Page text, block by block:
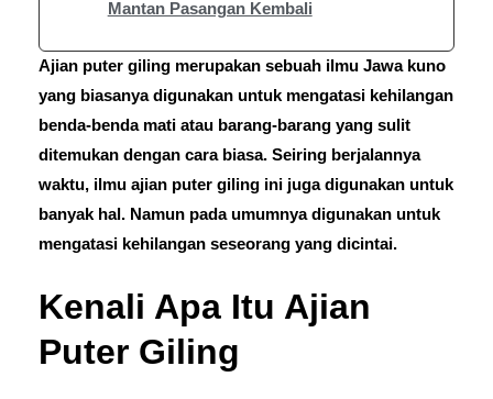
Mantan Pasangan Kembali
Ajian puter giling merupakan sebuah ilmu Jawa kuno
yang biasanya digunakan untuk mengatasi kehilangan
benda-benda mati atau barang-barang yang sulit
ditemukan dengan cara biasa. Seiring berjalannya
waktu, ilmu ajian puter giling ini juga digunakan untuk
banyak hal. Namun pada umumnya digunakan untuk
mengatasi kehilangan seseorang yang dicintai.
Kenali Apa Itu Ajian
Puter Giling